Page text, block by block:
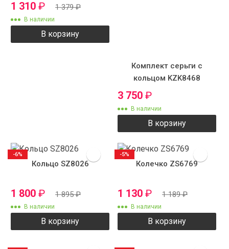
1 310 ₽ 1 379₽
В наличии
В корзину
Комплект серьги с
кольцом KZK8468
3 750 ₽
В наличии
В корзину
Кольцо SZ8026
1 800 ₽ 1 895₽
В наличии
В корзину
-6%
Колечко ZS6769
1 130 ₽ 1 189₽
В наличии
В корзину
-5%